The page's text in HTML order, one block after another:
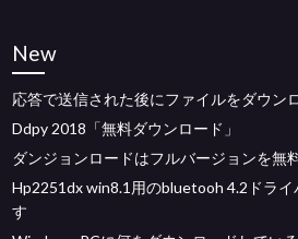
New
応答で送信された後にファイルをダウン
Ddpy 2018「無料ダウンロード」
ダンジョンロードはフルバージョンを無
Hp2251dx win8.1用のbluetooh 4.2ドライ
す